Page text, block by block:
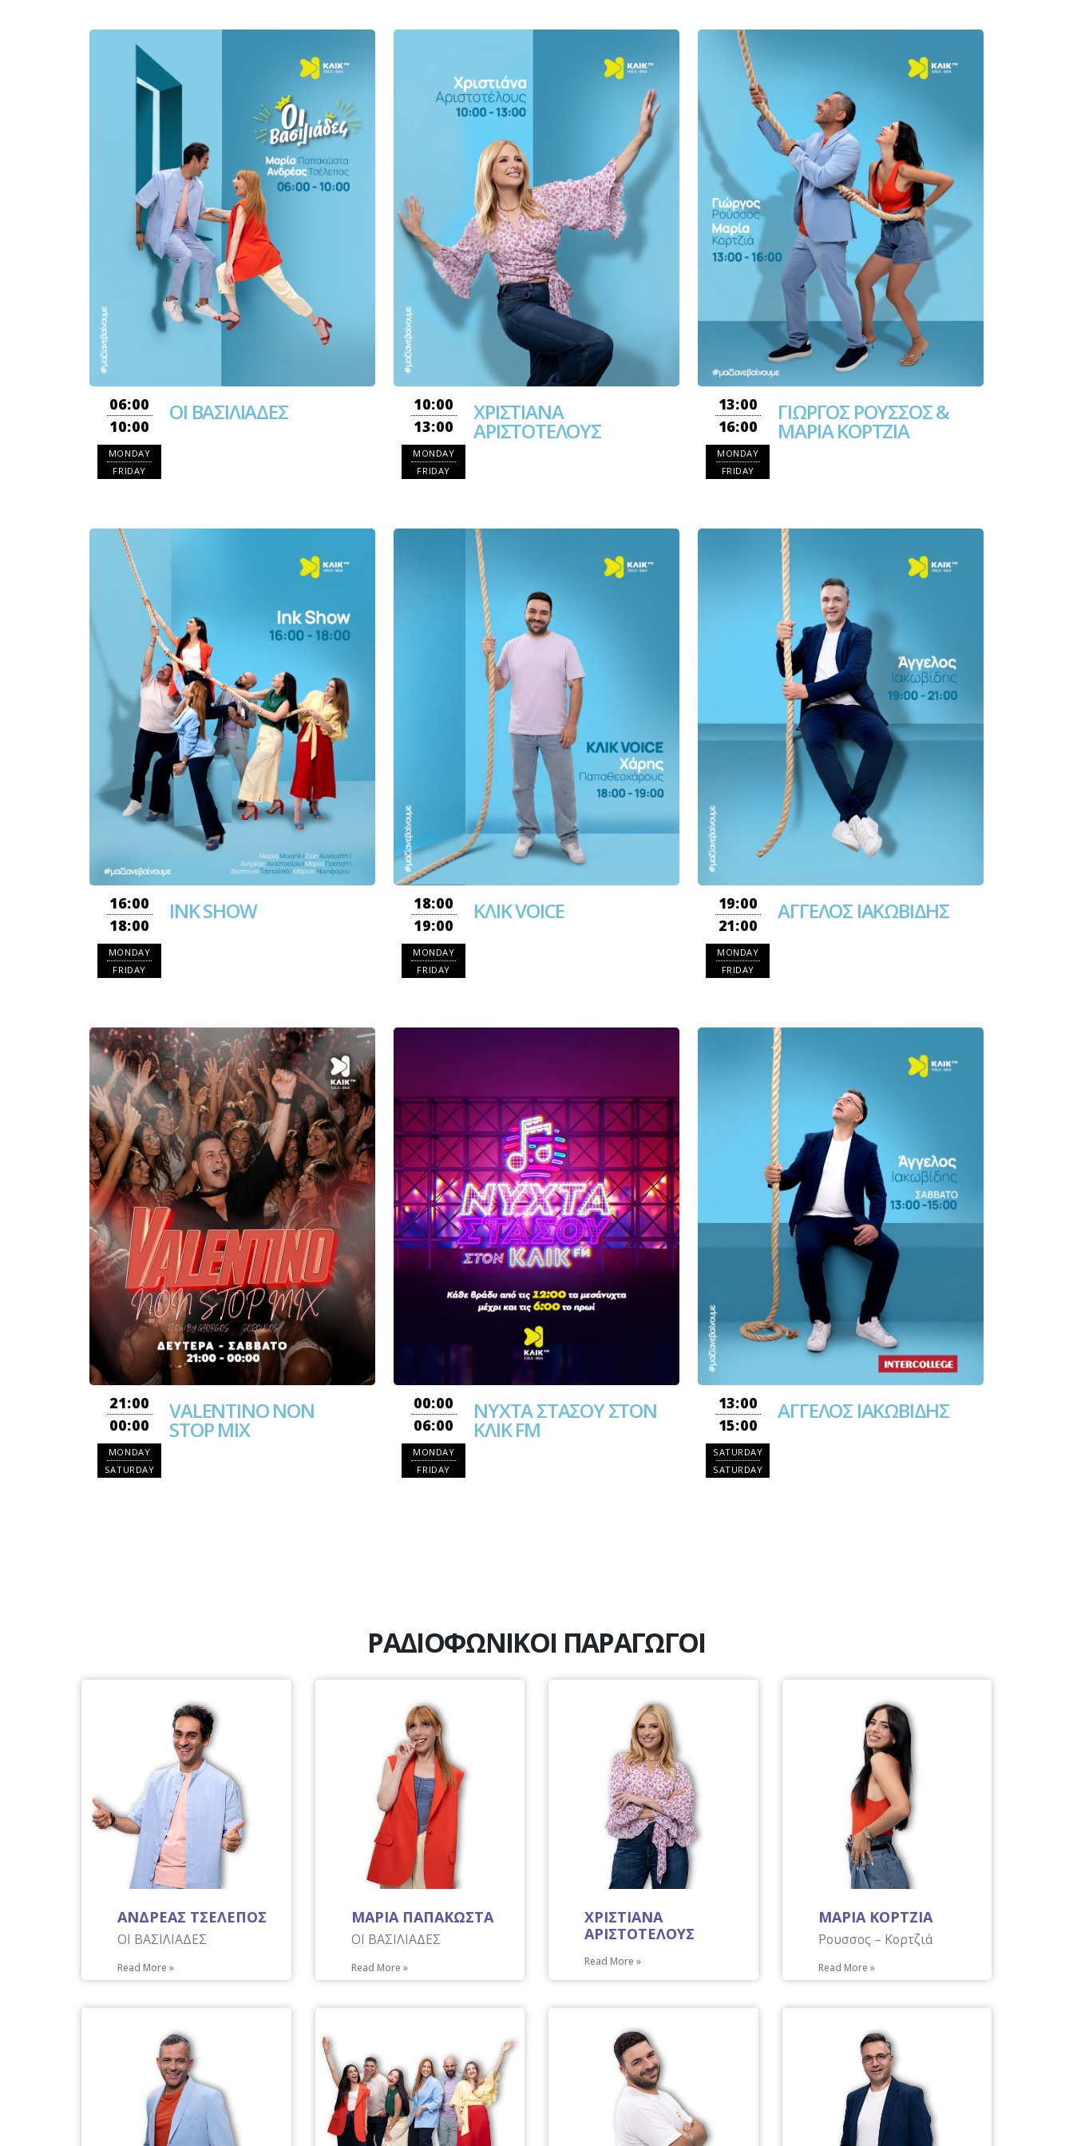
06:00
10:00
MONDAY
FRIDAY
ΟΙ ΒΑΣΙΛΙΑΔΕΣ
10:00
13:00
MONDAY
FRIDAY
ΧΡΙΣΤΙΑΝΑ
ΑΡΙΣΤΟΤΕΛΟΥΣ
13:00
16:00
MONDAY
FRIDAY
ΓΙΩΡΓΟΣ ΡΟΥΣΣΟΣ &
ΜΑΡΙΑ ΚΟΡΤΖΙΑ
16:00
18:00
MONDAY
FRIDAY
INK SHOW
18:00
19:00
MONDAY
FRIDAY
ΚΛΙΚ VOICE
19:00
21:00
MONDAY
FRIDAY
ΑΓΓΕΛΟΣ ΙΑΚΩΒΙΔΗΣ
21:00
00:00
MONDAY
SATURDAY
VALENTINO NON
STOP MIX
00:00
06:00
MONDAY
FRIDAY
ΝΥΧΤΑ ΣΤΑΣΟΥ ΣΤΟΝ
ΚΛΙΚ FM
13:00
15:00
SATURDAY
SATURDAY
ΑΓΓΕΛΟΣ ΙΑΚΩΒΙΔΗΣ
ΡΑΔΙΟΦΩΝΙΚΟΙ ΠΑΡΑΓΩΓΟΙ
ΑΝΔΡΕΑΣ ΤΣΕΛΕΠΟΣ
ΟΙ ΒΑΣΙΛΙΑΔΕΣ
Read More »
ΜΑΡΙΑ ΠΑΠΑΚΩΣΤΑ
ΟΙ ΒΑΣΙΛΙΑΔΕΣ
Read More »
ΧΡΙΣΤΙΑΝΑ
ΑΡΙΣΤΟΤΕΛΟΥΣ
Read More »
ΜΑΡΙΑ ΚΟΡΤΖΙΑ
Ρουσσος – Κορτζιά
Read More »